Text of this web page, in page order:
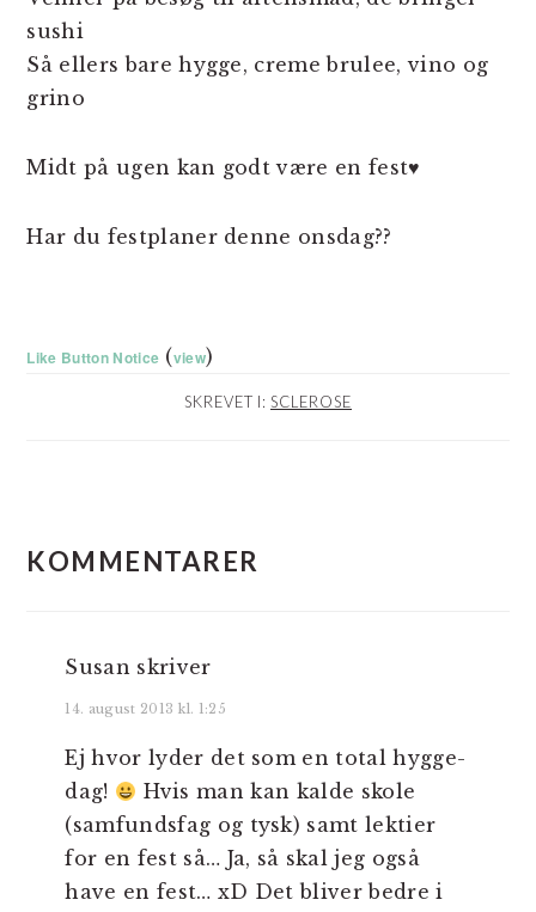
sushi
Så ellers bare hygge, creme brulee, vino og
grino
Midt på ugen kan godt være en fest♥
Har du festplaner denne onsdag??
Like Button Notice (view)
SKREVET I: SCLEROSE
KOMMENTARER
Susan skriver
14. august 2013 kl. 1:25
Ej hvor lyder det som en total hygge-
dag!
Hvis man kan kalde skole
(samfundsfag og tysk) samt lektier
for en fest så… Ja, så skal jeg også
have en fest… xD Det bliver bedre i